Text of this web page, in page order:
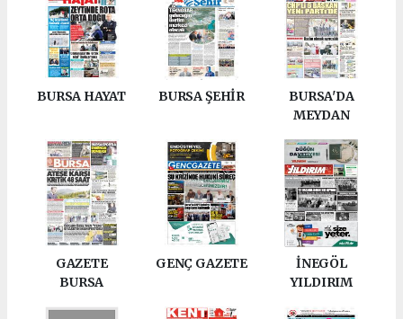
BURSA HAYAT BURSA ŞEHİR
BURSA'DA
MEYDAN
GAZETE
BURSA
GENÇ GAZETE
İNEGÖL
YILDIRIM